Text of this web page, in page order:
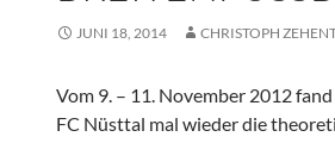
JUNI 18, 2014 CHRISTOPH
Vom 9. – 11. November 2012
FC Nüsttal mal wieder die